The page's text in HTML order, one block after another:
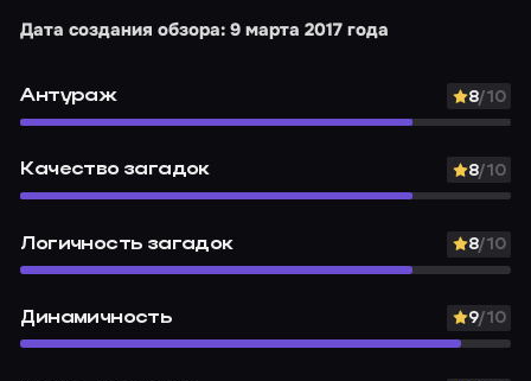
Дата создания обзора: 9 марта 2017 года
Антураж 8/10
Качество загадок 8/10
Логичность загадок 8/10
Динамичность 9/10